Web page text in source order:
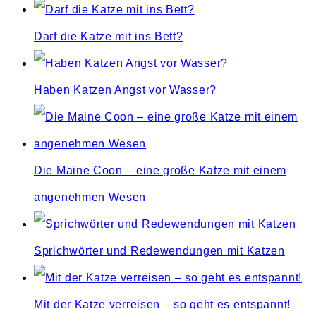
Darf die Katze mit ins Bett?
Haben Katzen Angst vor Wasser?
Die Maine Coon – eine große Katze mit einem
angenehmen Wesen
Sprichwörter und Redewendungen mit Katzen
Mit der Katze verreisen – so geht es entspannt!